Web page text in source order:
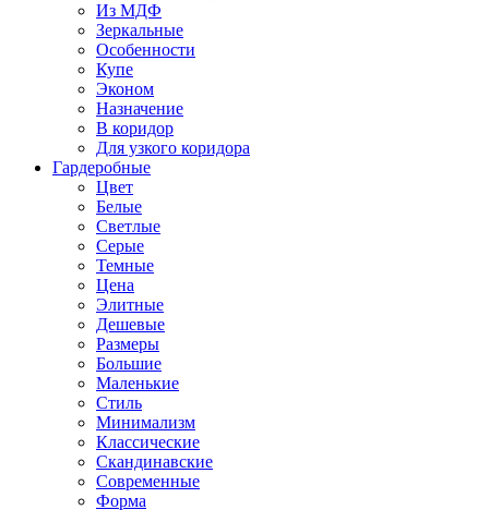
Из МДФ
Зеркальные
Особенности
Купе
Эконом
Назначение
В коридор
Для узкого коридора
Гардеробные
Цвет
Белые
Светлые
Серые
Темные
Цена
Элитные
Дешевые
Размеры
Большие
Маленькие
Стиль
Минимализм
Классические
Скандинавские
Современные
Форма